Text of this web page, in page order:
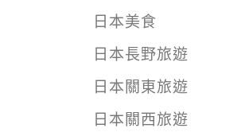
日本美食
日本長野旅遊
日本關東旅遊
日本關西旅遊